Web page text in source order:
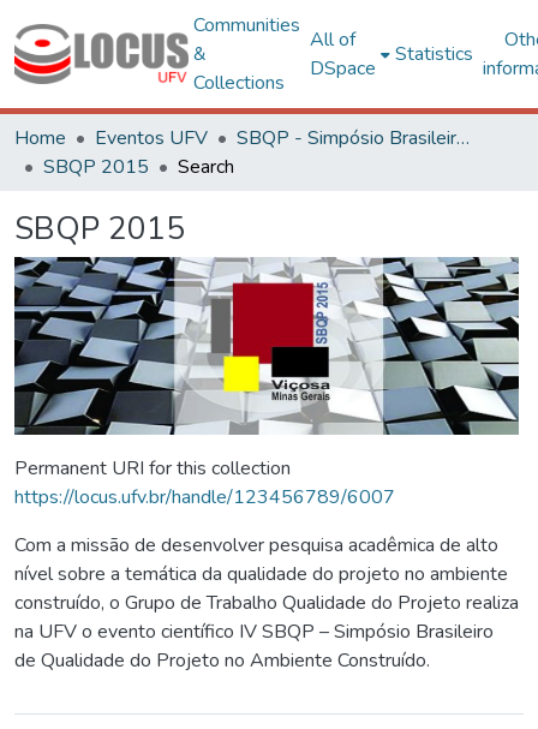
Communities
&
Collections
All of
DSpace
Statistics
Home Eventos UFV
SBQP - Simpósio Brasileiro de Qualidade do Projeto no Ambiente Construído
SBQP 2015
Search
SBQP 2015
Permanent URI for this collection
https://locus.ufv.br/handle/123456789/6007
Com a missão de desenvolver pesquisa acadêmica de alto
nível sobre a temática da qualidade do projeto no ambiente
construído, o Grupo de Trabalho Qualidade do Projeto realiza
na UFV o evento científico IV SBQP – Simpósio Brasileiro
de Qualidade do Projeto no Ambiente Construído.